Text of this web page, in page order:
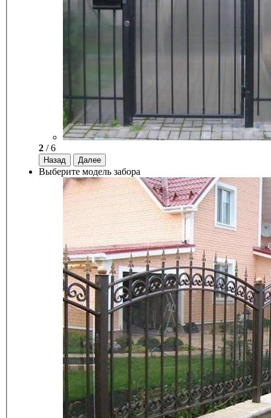
2 / 6
Назад Далее
Выберите модель забора